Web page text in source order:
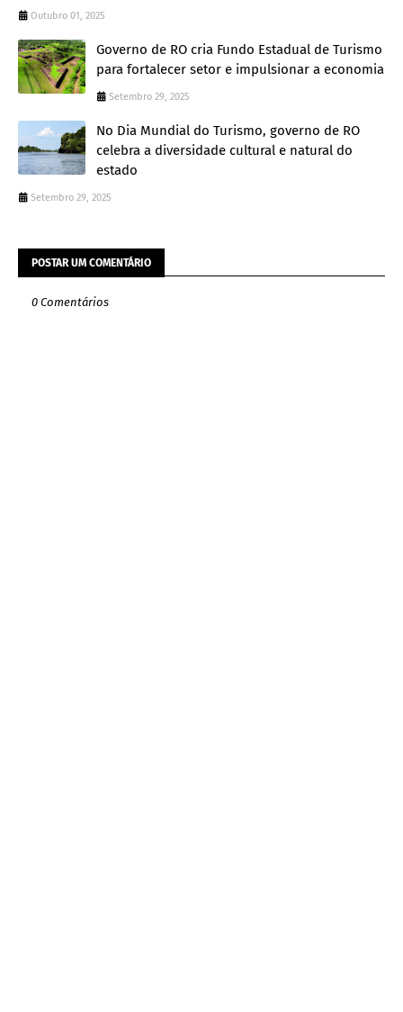
Outubro 01, 2025
Governo de RO cria Fundo Estadual de Turismo
para fortalecer setor e impulsionar a economia
Setembro 29, 2025
No Dia Mundial do Turismo, governo de RO
celebra a diversidade cultural e natural do
estado
Setembro 29, 2025
POSTAR UM COMENTÁRIO
0 Comentários